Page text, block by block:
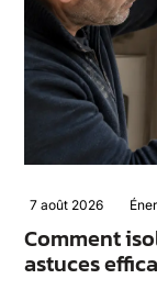
7 août 2026
Comment
astuces